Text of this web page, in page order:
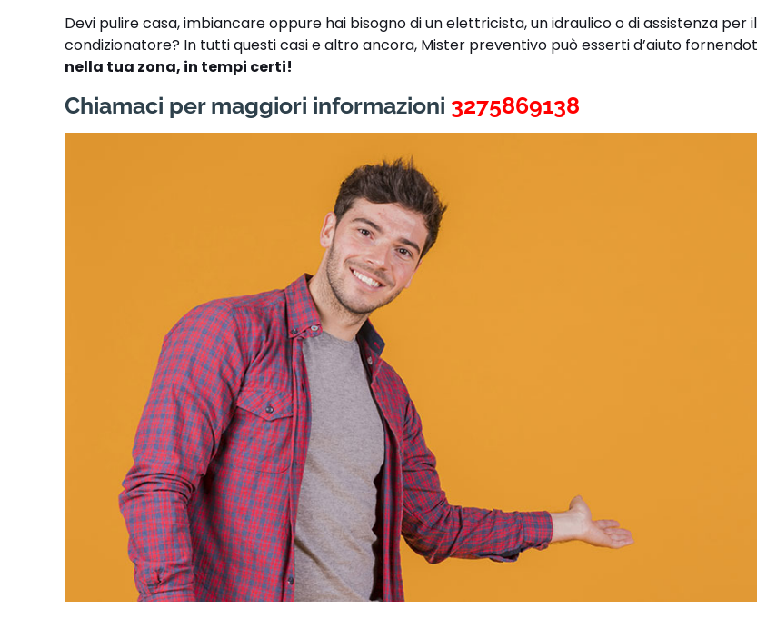
Devi pulire casa, imbiancare oppure hai bisogno di un elettricista, un idraulico o di assistenza per
condizionatore? In tutti questi casi e altro ancora, Mister preventivo può esserti d’aiuto
nella tua zona, in tempi certi!
Chiamaci per maggiori informazioni 3275869138